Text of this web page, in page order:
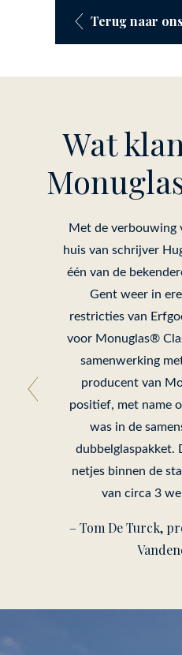
Terug naar
Wat
Met de verbouwing
huis van schrijver
één van de
Gent weer in
restricties van
voor Monuglas®
samenwerking
producent van
positief, met name
was in de
dubbelglaspakket.
netjes binnen de
van circa 3
– Tom De Turck,